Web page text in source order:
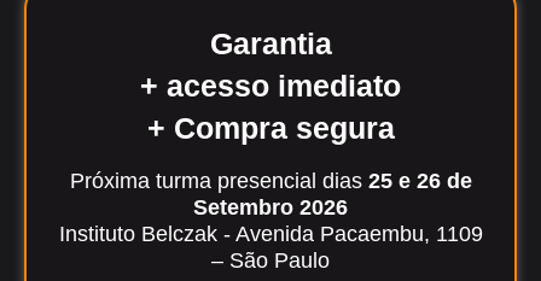
Garantia
+ acesso imediato
+ Compra segura
Próxima turma presencial dias 25 e 26 de
Setembro 2026
Instituto Belczak - Avenida Pacaembu, 1109
– São Paulo